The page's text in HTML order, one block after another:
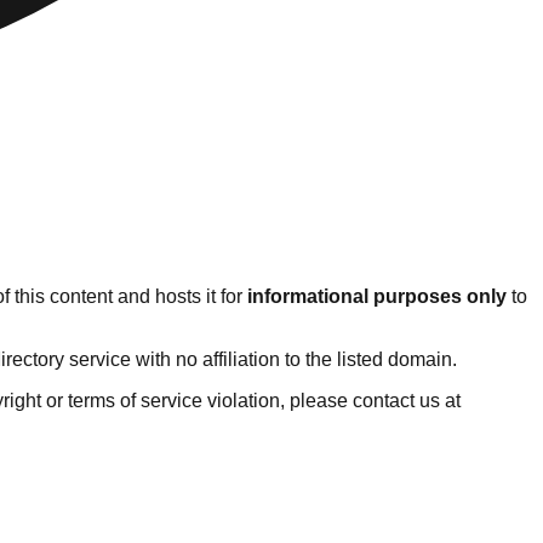
this content and hosts it for informational purposes only to
service with no affiliation to the listed domain.
or terms of service violation, please contact us at